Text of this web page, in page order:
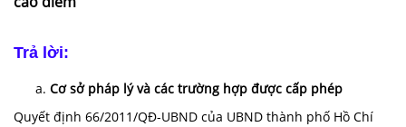
Trả lời:
Cơ sở pháp lý và các trường hợp được cấp phép
Quyết định 66/2011/QĐ-UBND của UBND thành phố Hồ Chí